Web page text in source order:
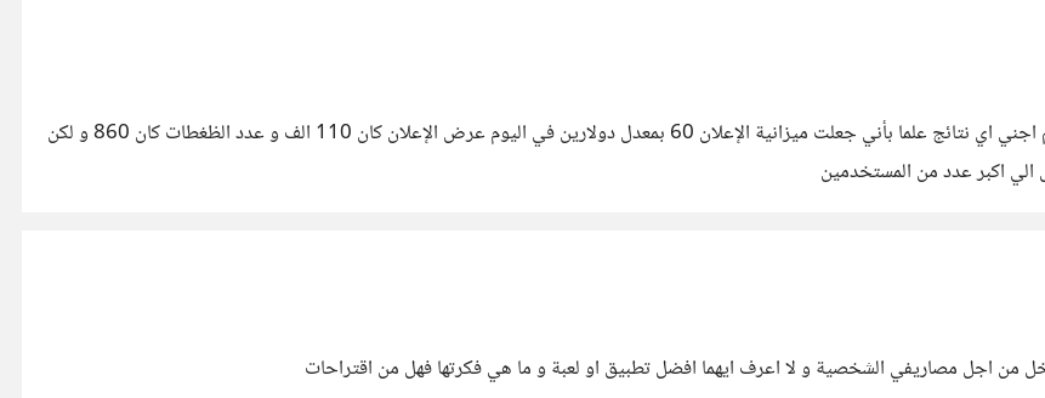
قبل فترة قمت بإنشاء اعلان لتطبيق باستخدام اعلانات قوقل و لكن لم اجني اي نتائج علما بأني جعلت ميزانية الإعلان 60 بمعدل دولارين في اليوم عرض الإعلان كان 110 الف و عدد الظغطات كان 860 و لكن
الي اكبر عدد من المستخدمين
من اجل مصاريفي الشخصية و لا اعرف ايهما افضل تطبيق او لعبة و ما هي فكرتها فهل من اقتراحات